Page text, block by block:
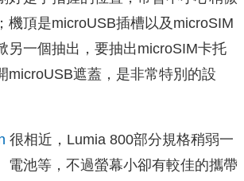
機頂是microUSB插槽以及microSIM
另一個抽出，要抽出microSIM卡托
microUSB遮蓋，是非常特別的設
很相近，Lumia 800部分規格稍弱一
電池等，不過螢幕小卻有較佳的攜帶